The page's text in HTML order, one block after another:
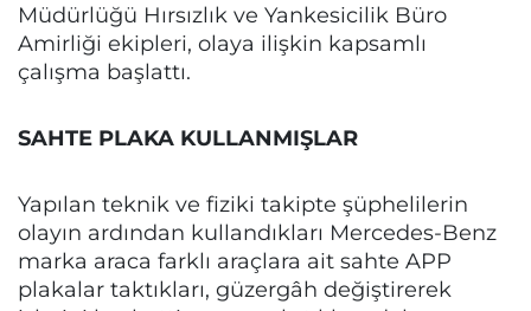
Müdürlüğü Hırsızlık ve Yankesicilik Büro
Amirliği ekipleri, olaya ilişkin kapsamlı
çalışma başlattı.
SAHTE PLAKA KULLANMIŞLAR
Yapılan teknik ve fiziki takipte şüphelilerin
olayın ardından kullandıkları Mercedes-Benz
marka araca farklı araçlara ait sahte APP
plakalar taktıkları, güzergâh değiştirerek